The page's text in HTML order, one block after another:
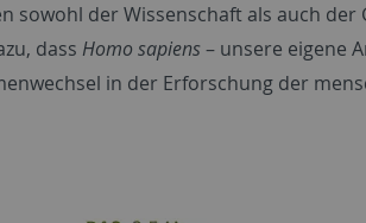
sowohl der Wissenschaft als auch
dass Homo sapiens– unsere eigene
in der Erforschung der